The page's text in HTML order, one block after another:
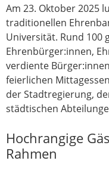
Am 23. Oktober 2025
traditionellen
Universität. Rund 100
Ehrenbürger:innen,
verdiente
feierlichen
der Stadtregierung,
städtischen
Hochrangige
Rahmen